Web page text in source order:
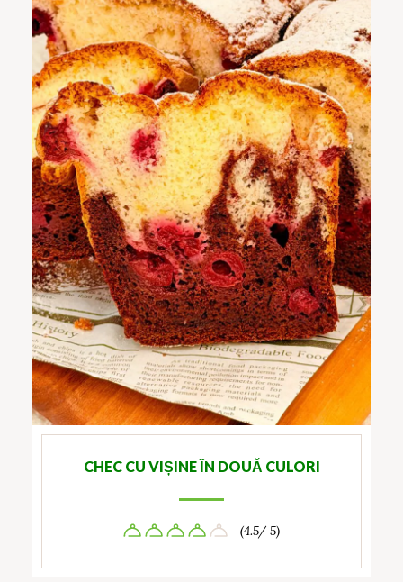
CHEC CU VIȘINE ÎN DOUĂ CULORI
(4.5/ 5)